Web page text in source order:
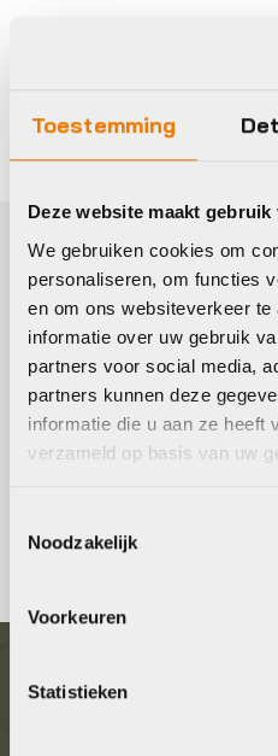
Toestemming
Deze website maakt gebruik
We gebruiken cookies om
personaliseren, om functies
en om ons websiteverkeer
informatie over uw gebruik
partners voor social media,
partners kunnen deze
informatie die u aan ze heeft
verzameld op basis van uw
Noodzakelijk
Voorkeuren
Statistieken
Eigen werkplaats met
Stadsfiets
Op zoek naar een nieuwe
onze winkel het ruime
proefrit maken? Geen
een afspraak voor een proefrit.
Graag in